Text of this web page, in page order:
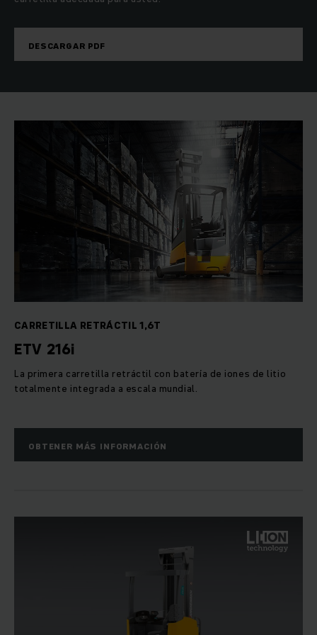
de capacidad de carga, nuestro programa de apiladores de
como en el patio, vale la pena utilizar, por ejemplo, una ETV
Adicionalmente, se pueden incorporar posteriormente
cabinas contra inclemencias para aplicaciones exteriores.
Reducir costes con apiladores retráctiles
Con nuestros montacargas apiladores eléctricos
retráctiles se beneficia de una multitud de ventajas técnicas
y ergonómicas. Entre ellas cabe mencionar la innovadora
tecnología de recuperación energética durante el frenado la
cual reduce claramente el consumo de energía. De esta
forma, se pueden reducir sus costes de explotación en hasta
un 20 por ciento. Para una mayor eficiencia y seguridad está
además a disposición un gran número de funciones de mando
y control: desde diferentes programas de marcha, pasando
por la autorización de acceso por PIN, hasta la preselección
DESCARGAR PDF
CARRETILLA RETRÁCTIL 1,6T
ETV 216i
La primera carretilla retráctil con batería de iones de litio
totalmente integrada a escala mundial.
OBTENER MÁS INFORMACIÓN